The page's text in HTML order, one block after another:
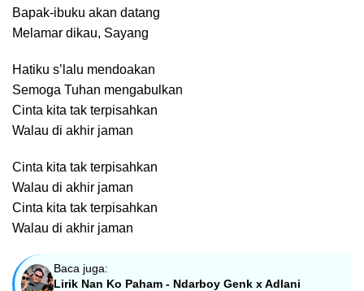
Bapak-ibuku akan datang
Melamar dikau, Sayang
Hatiku s’lalu mendoakan
Semoga Tuhan mengabulkan
Cinta kita tak terpisahkan
Walau di akhir jaman
Cinta kita tak terpisahkan
Walau di akhir jaman
Cinta kita tak terpisahkan
Walau di akhir jaman
Baca juga:
Lirik Nan Ko Paham - Ndarboy Genk x Adlani